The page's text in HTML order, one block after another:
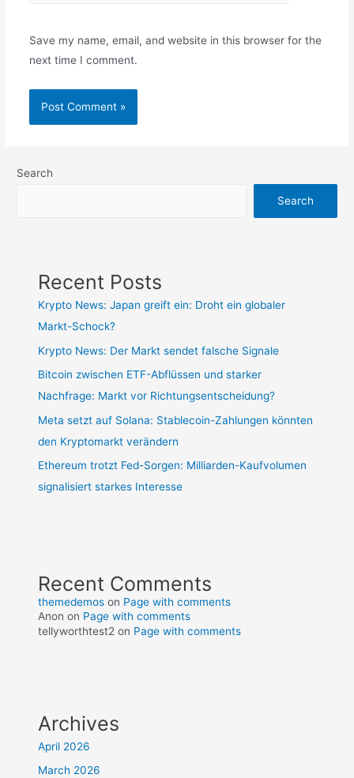
Save my name, email, and website in this browser for the
next time I comment.
Search
Search
Recent Posts
Krypto News: Japan greift ein: Droht ein globaler
Markt-Schock?
Krypto News: Der Markt sendet falsche Signale
Bitcoin zwischen ETF-Abflüssen und starker
Nachfrage: Markt vor Richtungsentscheidung?
Meta setzt auf Solana: Stablecoin-Zahlungen könnten
den Kryptomarkt verändern
Ethereum trotzt Fed-Sorgen: Milliarden-Kaufvolumen
signalisiert starkes Interesse
Recent Comments
themedemos on Page with comments
Anon on Page with comments
tellyworthtest2 on Page with comments
Archives
April 2026
March 2026